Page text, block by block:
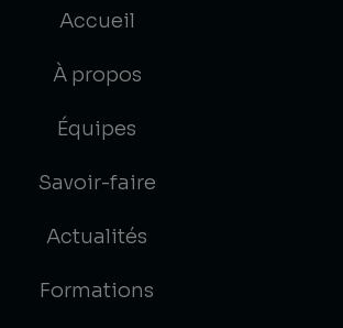
Accueil
À propos
Équipes
Savoir-faire
Actualités
Formations